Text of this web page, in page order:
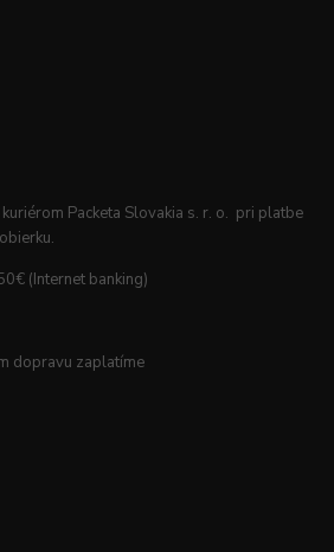
Packeta Slovakia s. r. o. pri platbe
(Internet banking)
dopravu zaplatíme